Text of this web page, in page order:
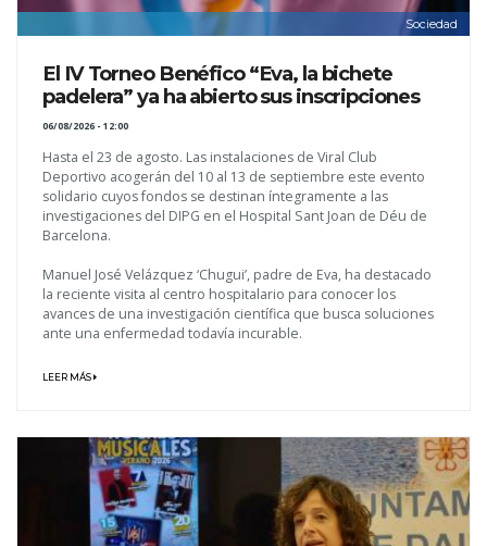
Sociedad
El IV Torneo Benéfico “Eva, la bichete
padelera” ya ha abierto sus inscripciones
06/08/2026 - 12:00
Hasta el 23 de agosto. Las instalaciones de Viral Club
Deportivo acogerán del 10 al 13 de septiembre este evento
solidario cuyos fondos se destinan íntegramente a las
investigaciones del DIPG en el Hospital Sant Joan de Déu de
Barcelona.
Manuel José Velázquez ‘Chugui’, padre de Eva, ha destacado
la reciente visita al centro hospitalario para conocer los
avances de una investigación científica que busca soluciones
ante una enfermedad todavía incurable.
LEER MÁS